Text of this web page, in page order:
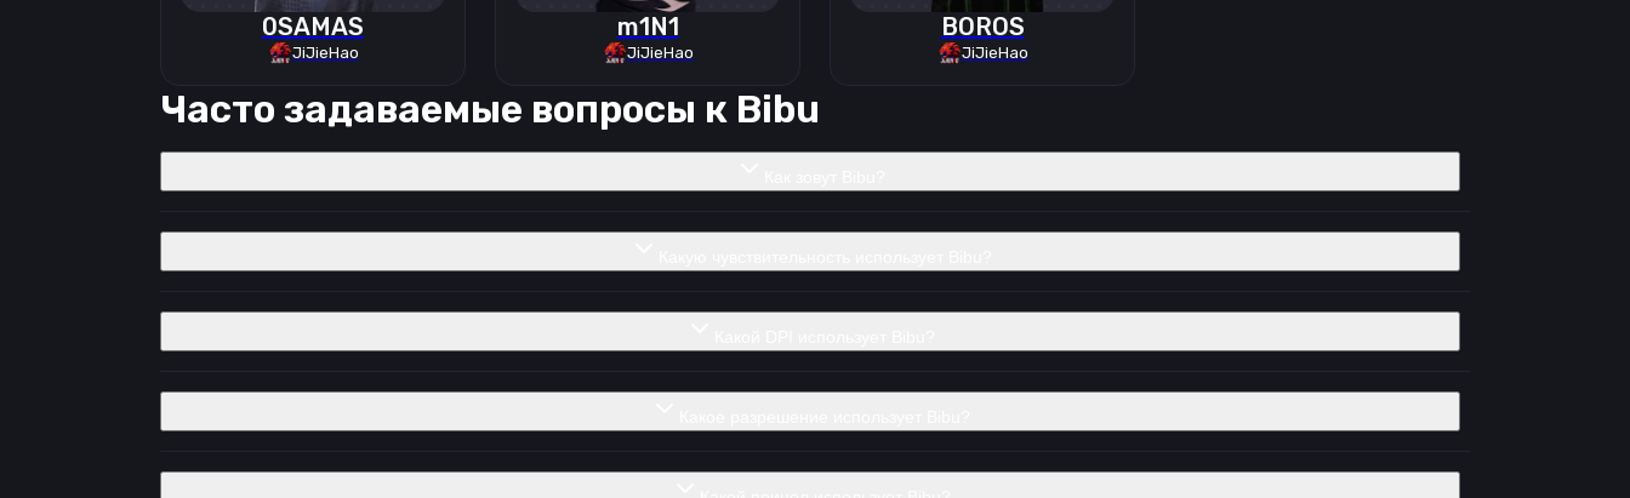
0SAMAS
JiJieHao
m1N1
JiJieHao
BOROS
JiJieHao
Часто задаваемые вопросы к Bibu